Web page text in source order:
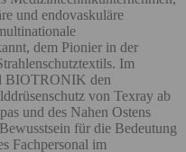
und endovaskuläre
dem Pionier in der
Im
BIOTRONIK den
von Texray ab
und des Nahen Ostens
für die Bedeutung
Fachpersonal im